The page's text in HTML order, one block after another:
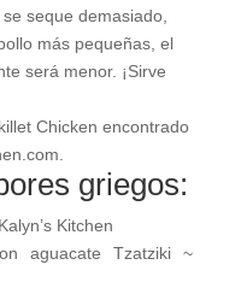
seque demasiado,
más pequeñas, el
será menor. ¡Sirve
griegos:
Kitchen
aguacate Tzatziki ~